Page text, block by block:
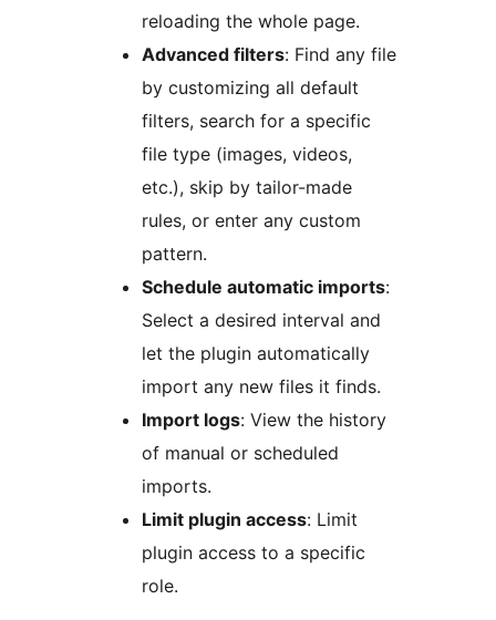
reloading the whole page.
Advanced filters: Find any file
by customizing all default
filters, search for a specific
file type (images, videos,
etc.), skip by tailor-made
rules, or enter any custom
pattern.
Schedule automatic imports:
Select a desired interval and
let the plugin automatically
import any new files it finds.
Import logs: View the history
of manual or scheduled
imports.
Limit plugin access: Limit
plugin access to a specific
role.